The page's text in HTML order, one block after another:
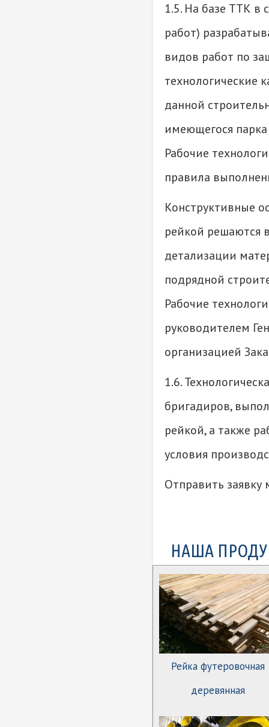
1.5. На базе ТТК в
работ)
видов работ по
технологические
данной
имеющегося
Рабочие
правила
Конструктивные
рейкой решаются
детализации
подрядной
Рабочие
руководителем
организацией
1.6.
бригадиров,
рейкой, а также
условия
Отправить
НАША
Рейка футеровочная
деревянная